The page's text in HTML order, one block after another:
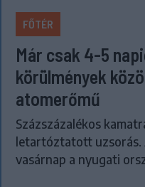
FŐTÉR
Már csak 4-5
körülmények
atomerőmű
Százszázalékos
letartóztatott uzsorás.
vasárnap a nyugati